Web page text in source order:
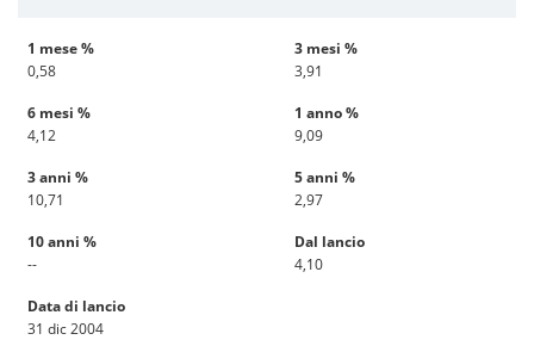
1 mese %
0,58
3 mesi %
3,91
6 mesi %
4,12
1 anno %
9,09
3 anni %
10,71
5 anni %
2,97
10 anni %
--
Dal lancio
4,10
Data di lancio
31 dic 2004